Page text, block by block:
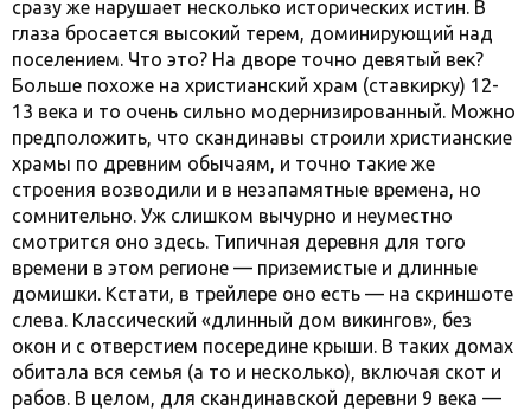
сразу же нарушает несколько исторических истин. В
глаза бросается высокий терем, доминирующий над
поселением. Что это? На дворе точно девятый век?
Больше похоже на христианский храм (ставкирку) 12-
13 века и то очень сильно модернизированный. Можно
предположить, что скандинавы строили христианские
храмы по древним обычаям, и точно такие же
строения возводили и в незапамятные времена, но
сомнительно. Уж слишком вычурно и неуместно
смотрится оно здесь. Типичная деревня для того
времени в этом регионе — приземистые и длинные
домишки. Кстати, в трейлере оно есть — на скриншоте
слева. Классический «длинный дом викингов», без
окон и с отверстием посередине крыши. В таких домах
обитала вся семья (а то и несколько), включая скот и
рабов. В целом, для скандинавской деревни 9 века —